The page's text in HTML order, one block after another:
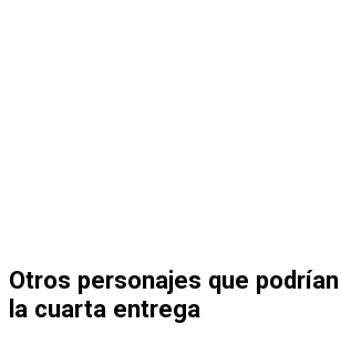
Otros personajes que
la cuarta entrega